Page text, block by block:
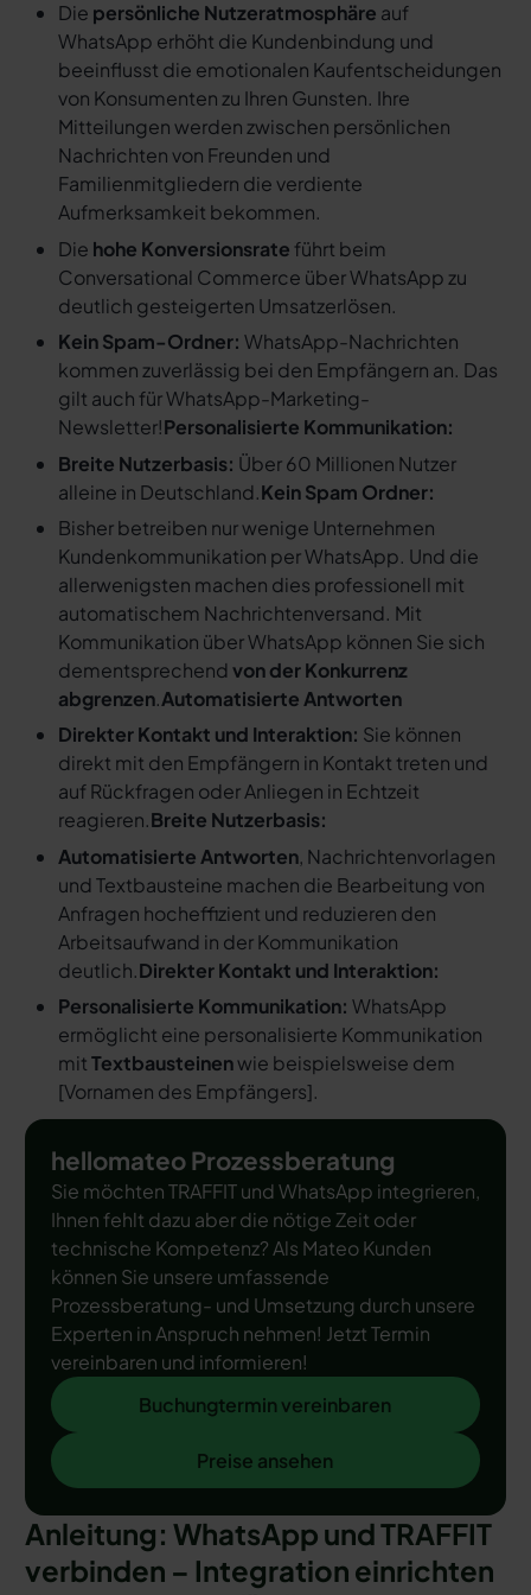
Die persönliche Nutzeratmosphäre auf
WhatsApp erhöht die Kundenbindung und
beeinflusst die emotionalen Kaufentscheidungen
von Konsumenten zu Ihren Gunsten. Ihre
Mitteilungen werden zwischen persönlichen
Nachrichten von Freunden und
Familienmitgliedern die verdiente
Aufmerksamkeit bekommen.
Die hohe Konversionsrate führt beim
Conversational Commerce über WhatsApp zu
deutlich gesteigerten Umsatzerlösen.
Kein Spam-Ordner: WhatsApp-Nachrichten
kommen zuverlässig bei den Empfängern an. Das
gilt auch für WhatsApp-Marketing-
Newsletter!Personalisierte Kommunikation:
Breite Nutzerbasis: Über 60 Millionen Nutzer
alleine in Deutschland.Kein Spam Ordner:
Bisher betreiben nur wenige Unternehmen
Kundenkommunikation per WhatsApp. Und die
allerwenigsten machen dies professionell mit
automatischem Nachrichtenversand. Mit
Kommunikation über WhatsApp können Sie sich
dementsprechendvon der Konkurrenz
abgrenzen.Automatisierte Antworten
Direkter Kontakt und Interaktion: Sie können
direkt mit den Empfängern in Kontakt treten und
auf Rückfragen oder Anliegen in Echtzeit
reagieren.Breite Nutzerbasis:
Automatisierte Antworten, Nachrichtenvorlagen
und Textbausteine machen die Bearbeitung von
Anfragen hocheffizient und reduzieren den
Arbeitsaufwand in der Kommunikation
deutlich.Direkter Kontakt und Interaktion:
Personalisierte Kommunikation: WhatsApp
ermöglicht eine personalisierte Kommunikation
mitTextbausteinenwie beispielsweise dem
[Vornamen des Empfängers].
hellomateo Prozessberatung
Sie möchten TRAFFIT und WhatsApp integrieren,
Ihnen fehlt dazu aber die nötige Zeit oder
technische Kompetenz? Als Mateo Kunden
können Sie unsere umfassende
Prozessberatung- und Umsetzung durch unsere
Experten in Anspruch nehmen! Jetzt Termin
vereinbaren und informieren!
Buchungtermin vereinbaren
Buchungtermin vereinbaren
Preise ansehen
Preise ansehen
Anleitung: WhatsApp und TRAFFIT
verbinden – Integration einrichten